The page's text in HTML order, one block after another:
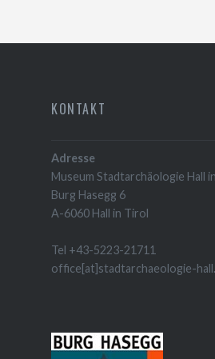
KONTAKT
Adresse
Museum Stadtarchäologie Hall
Burg Hasegg 6
A-6060 Hall in Tirol
Tel +43-5223-21711
office[at]stadtarchaeologie-